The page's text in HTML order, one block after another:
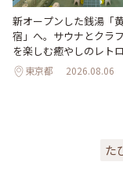
新オープンした銭湯「
宿」へ。サウナとクラ
を楽しむ癒やしのレト
東京都 2026.08.06
た